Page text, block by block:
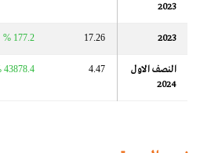
2023
2023
17.26
177.2 %
النصف الاول
2024
4.47
43878.4 %